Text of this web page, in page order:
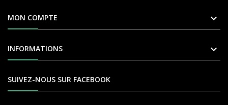
MON COMPTE 
INFORMATIONS 
SUIVEZ-NOUS SUR FACEBOOK